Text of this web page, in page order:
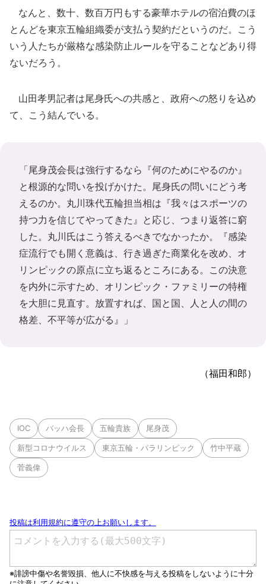
なんと、数十、数百万円もする豪華ホテルの宿泊費のほ
とんどを東京五輪組織委が支払う契約だというのだ。こう
いう人たちが厳格な感染防止ルールを守ることなどあり得
ないだろう。
山田孝男記者は尾身氏への共感と、政府への怒りを込め
て、こう結んでいる。
「尾身茂会長は強行するなら『何のためにやるのか』
と根源的な問いを投げかけた。尾身氏の問いにどう考
えるのか。丸川珠代五輪担当相は『我々はスポーツの
持つ力を信じてやってきた』と応じ、つまり返答に窮
した。丸川氏はこう答えるべきでなかったか。『感染
症流行でも開く意義は、行き過ぎた商業化を改め、オ
リンピックの原点に立ち返るところにある。この決意
を内外に示すため、オリンピック・ファミリーの特権
を大胆に見直す。放置すれば、国と国、人と人の間の
格差、不平等が広がる』」
（福田和郎）
IOC バッハ会長 五輪貴族 尾身茂
新型コロナウイルス 東京五輪・パラリンピック 竹中平蔵
菅義偉